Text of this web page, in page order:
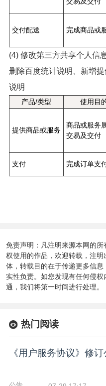
交付配送 完成商品或
(4) 修改第三方共享个人信
删除百度统计说明、新增
说明
产品/类型 使用目
提供商品或服务
商品或服务
交易及交付
支付 完成订单支
免责声明：凡注明来源本网的
权使用的作品，欢迎转载，注
体，转载目的在于传递更多信
实性负责。如您发现有任何侵
通，我们将第一时间进行处理。
热门阅读
《用户服务协议》修